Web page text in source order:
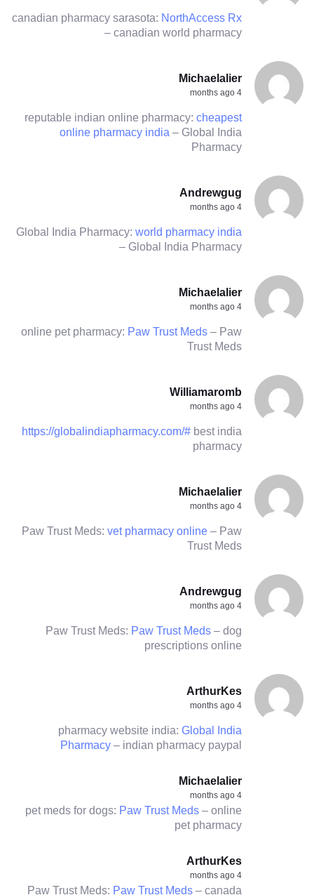
canadian pharmacy sarasota: NorthAccess Rx
– canadian world pharmacy
Michaelalier
4 months ago
reputable indian online pharmacy: cheapest
online pharmacy india – Global India
Pharmacy
Andrewgug
4 months ago
Global India Pharmacy: world pharmacy india
– Global India Pharmacy
Michaelalier
4 months ago
online pet pharmacy: Paw Trust Meds – Paw
Trust Meds
Williamaromb
4 months ago
https://globalindiapharmacy.com/# best india
pharmacy
Michaelalier
4 months ago
Paw Trust Meds: vet pharmacy online – Paw
Trust Meds
Andrewgug
4 months ago
Paw Trust Meds: Paw Trust Meds – dog
prescriptions online
ArthurKes
4 months ago
pharmacy website india: Global India
Pharmacy – indian pharmacy paypal
Michaelalier
4 months ago
pet meds for dogs: Paw Trust Meds – online
pet pharmacy
ArthurKes
4 months ago
Paw Trust Meds: Paw Trust Meds – canada